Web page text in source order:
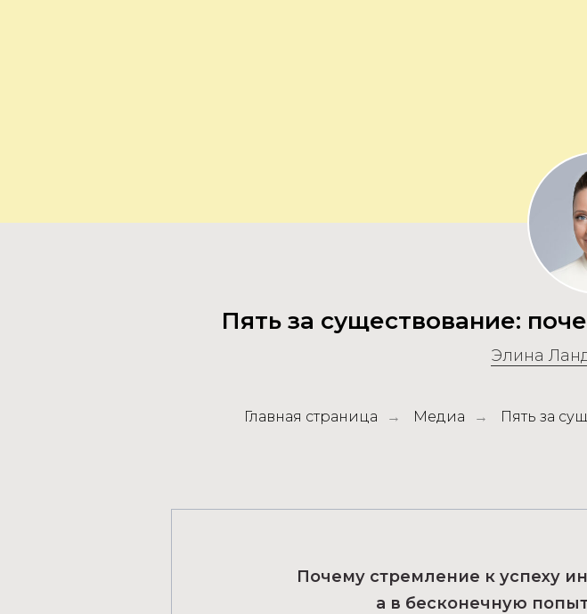
Пять за существование:
Элина
Главная страница → Медиа → Пять за
Почему стремление к успеху
а в бесконечную